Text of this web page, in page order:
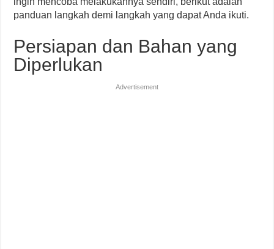
panduan langkah demi langkah yang dapat Anda ikuti.
Persiapan dan Bahan yang
Diperlukan
Advertisement